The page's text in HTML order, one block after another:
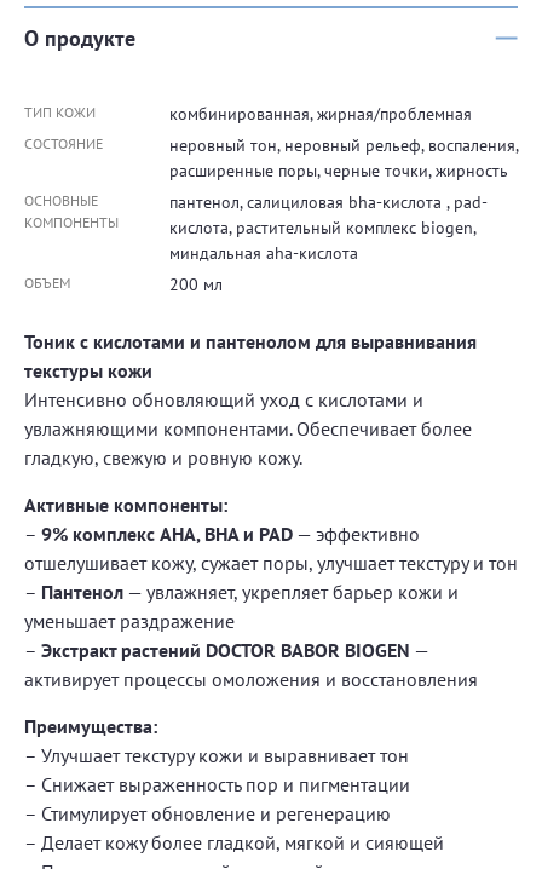
О продукте
ТИП КОЖИ комбинированная, жирная/проблемная
СОСТОЯНИЕ
неровный тон, неровный рельеф, воспаления,
расширенные поры, черные точки, жирность
ОСНОВНЫЕ
КОМПОНЕНТЫ
пантенол, салициловая bha-кислота , pad-
кислота, растительный комплекс biogen,
миндальная aha-кислота
ОБЪЕМ 200 мл
Тоник с кислотами и пантенолом для выравнивания
текстуры кожи
Интенсивно обновляющий уход с кислотами и
увлажняющими компонентами. Обеспечивает более
гладкую, свежую и ровную кожу.
Активные компоненты:
– 9% комплекс AHA, BHA и PAD — эффективно
отшелушивает кожу, сужает поры, улучшает текстуру и тон
– Пантенол — увлажняет, укрепляет барьер кожи и
уменьшает раздражение
– Экстракт растений DOCTOR BABOR BIOGEN —
активирует процессы омоложения и восстановления
Преимущества:
– Улучшает текстуру кожи и выравнивает тон
– Снижает выраженность пор и пигментации
– Стимулирует обновление и регенерацию
– Делает кожу более гладкой, мягкой и сияющей